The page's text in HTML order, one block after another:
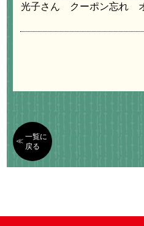
光子さん クーポン忘れ
一覧に
戻る